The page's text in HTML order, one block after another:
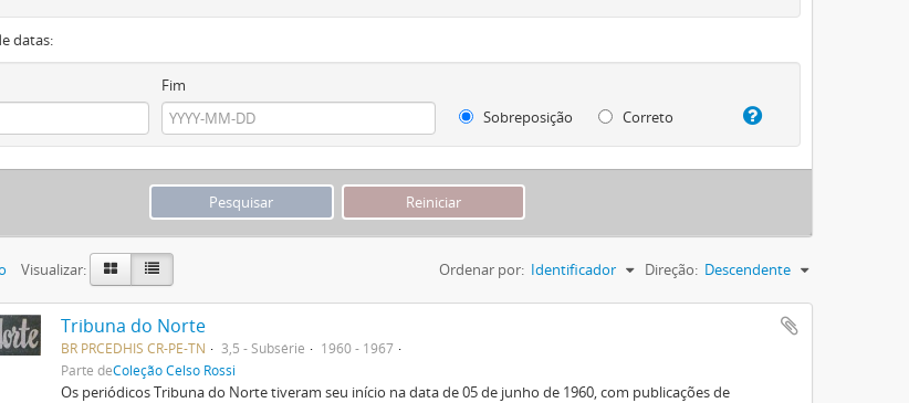
datas:
Fim
Sobreposição
Correto
Visualizar: Ordenar por: Identificador Direção: Descendente
Tribuna do Norte
BR PRCEDHIS CR-PE-TN 3,5 - Subsérie
1960 - 1967
Parte deColeção Celso Rossi
Os periódicos Tribuna do Norte tiveram seu início na data de 05 de junho de 1960, com publicações de